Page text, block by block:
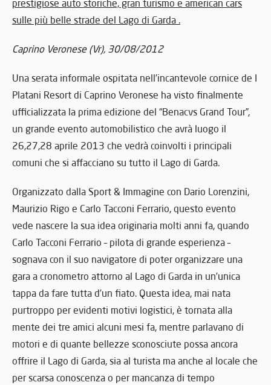
prestigiose auto storiche, gran turismo e american cars
sulle più belle strade del Lago di Garda .
Caprino Veronese (Vr), 30/08/2012
Una serata informale ospitata nell’incantevole cornice de I
Platani Resort di Caprino Veronese ha visto finalmente
ufficializzata la prima edizione del “Benacvs Grand Tour”,
un grande evento automobilistico che avrà luogo il
26,27,28 aprile 2013 che vedrà coinvolti i principali
comuni che si affacciano su tutto il Lago di Garda.
Organizzato dalla Sport & Immagine con Dario Lorenzini,
Maurizio Rigo e Carlo Tacconi Ferrario, questo evento
vede nascere la sua idea originaria molti anni fa, quando
Carlo Tacconi Ferrario – pilota di grande esperienza –
sognava con il suo navigatore di poter organizzare una
gara a cronometro attorno al Lago di Garda in un’unica
tappa da fare tutta d’un fiato. Questa idea, mai nata
purtroppo per evidenti motivi logistici, è tornata alla
mente dei tre amici alcuni mesi fa, mentre parlavano di
motori e di quante bellezze sconosciute possa ancora
offrire il Lago di Garda, sia al turista ma anche al locale che
per scarsa conoscenza o per mancanza di tempo